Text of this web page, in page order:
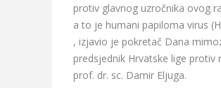
protiv glavnog uzročnika ovog
a to je humani papiloma virus
, izjavio je pokretač Dana
predsjednik Hrvatske lige protiv
prof. dr. sc. Damir Eljuga.